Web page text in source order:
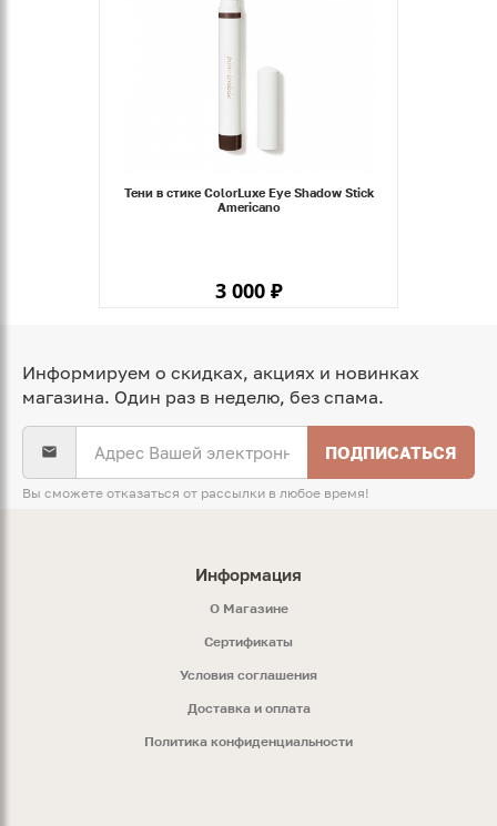
Тени в стике ColorLuxe Eye Shadow Stick
Americano
3 000 ₽
Информируем о скидках, акциях и новинках
магазина. Один раз в неделю, без спама.
ПОДПИСАТЬСЯ
Вы сможете отказаться от рассылки в любое время!
Информация
O Магазине
Сертификаты
Условия соглашения
Доставка и оплата
Политика конфиденциальности